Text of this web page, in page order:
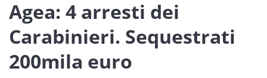
Servizi
Agea: 4 arresti dei
Carabinieri. Sequestrati
200mila euro